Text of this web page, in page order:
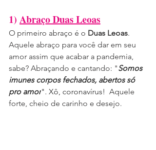
1) Abraço Duas Leoas
O primeiro abraço é o Duas Leoas.
Aquele abraço para você dar em seu
amor assim que acabar a pandemia,
sabe? Abraçando e cantando: "Somos
imunes corpos fechados, abertos só
pro amor". Xô, coronavírus! Aquele
forte, cheio de carinho e desejo.